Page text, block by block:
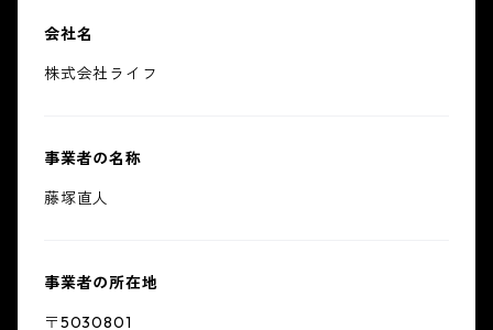
会社名
株式会社ライフ
事業者の名称
藤塚直人
事業者の所在地
〒5030801